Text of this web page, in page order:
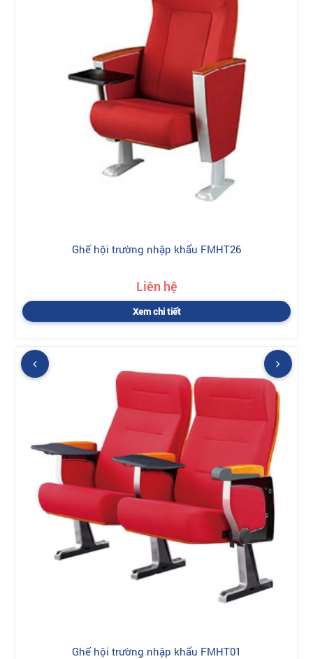
Ghế hội trường nhập khẩu FMHT26
Liên hệ
Xem chi tiết
Ghế hội trường nhập khẩu FMHT01